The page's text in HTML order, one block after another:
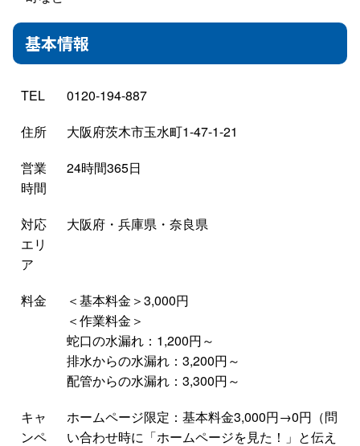
基本情報
TEL
0120-194-887
住所
大阪府茨木市玉水町1-47-1-21
営業
時間
24時間365日
対応
エリ
ア
大阪府・兵庫県・奈良県
料金
＜基本料金＞3,000円
＜作業料金＞
蛇口の水漏れ：1,200円～
排水からの水漏れ：3,200円～
配管からの水漏れ：3,300円～
キャ
ンペ
ホームページ限定：基本料金3,000円→0円（問
い合わせ時に「ホームページを見た！」と伝え